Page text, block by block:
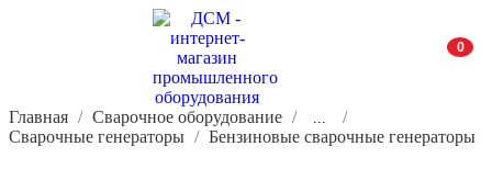
0
Главная Сварочное оборудование ...
Сварочные генераторы Бензиновые сварочные генераторы